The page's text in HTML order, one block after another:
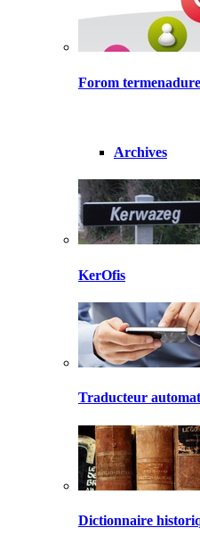
Forom
Archives
KerOfis
Traducteur
Dictionnaire